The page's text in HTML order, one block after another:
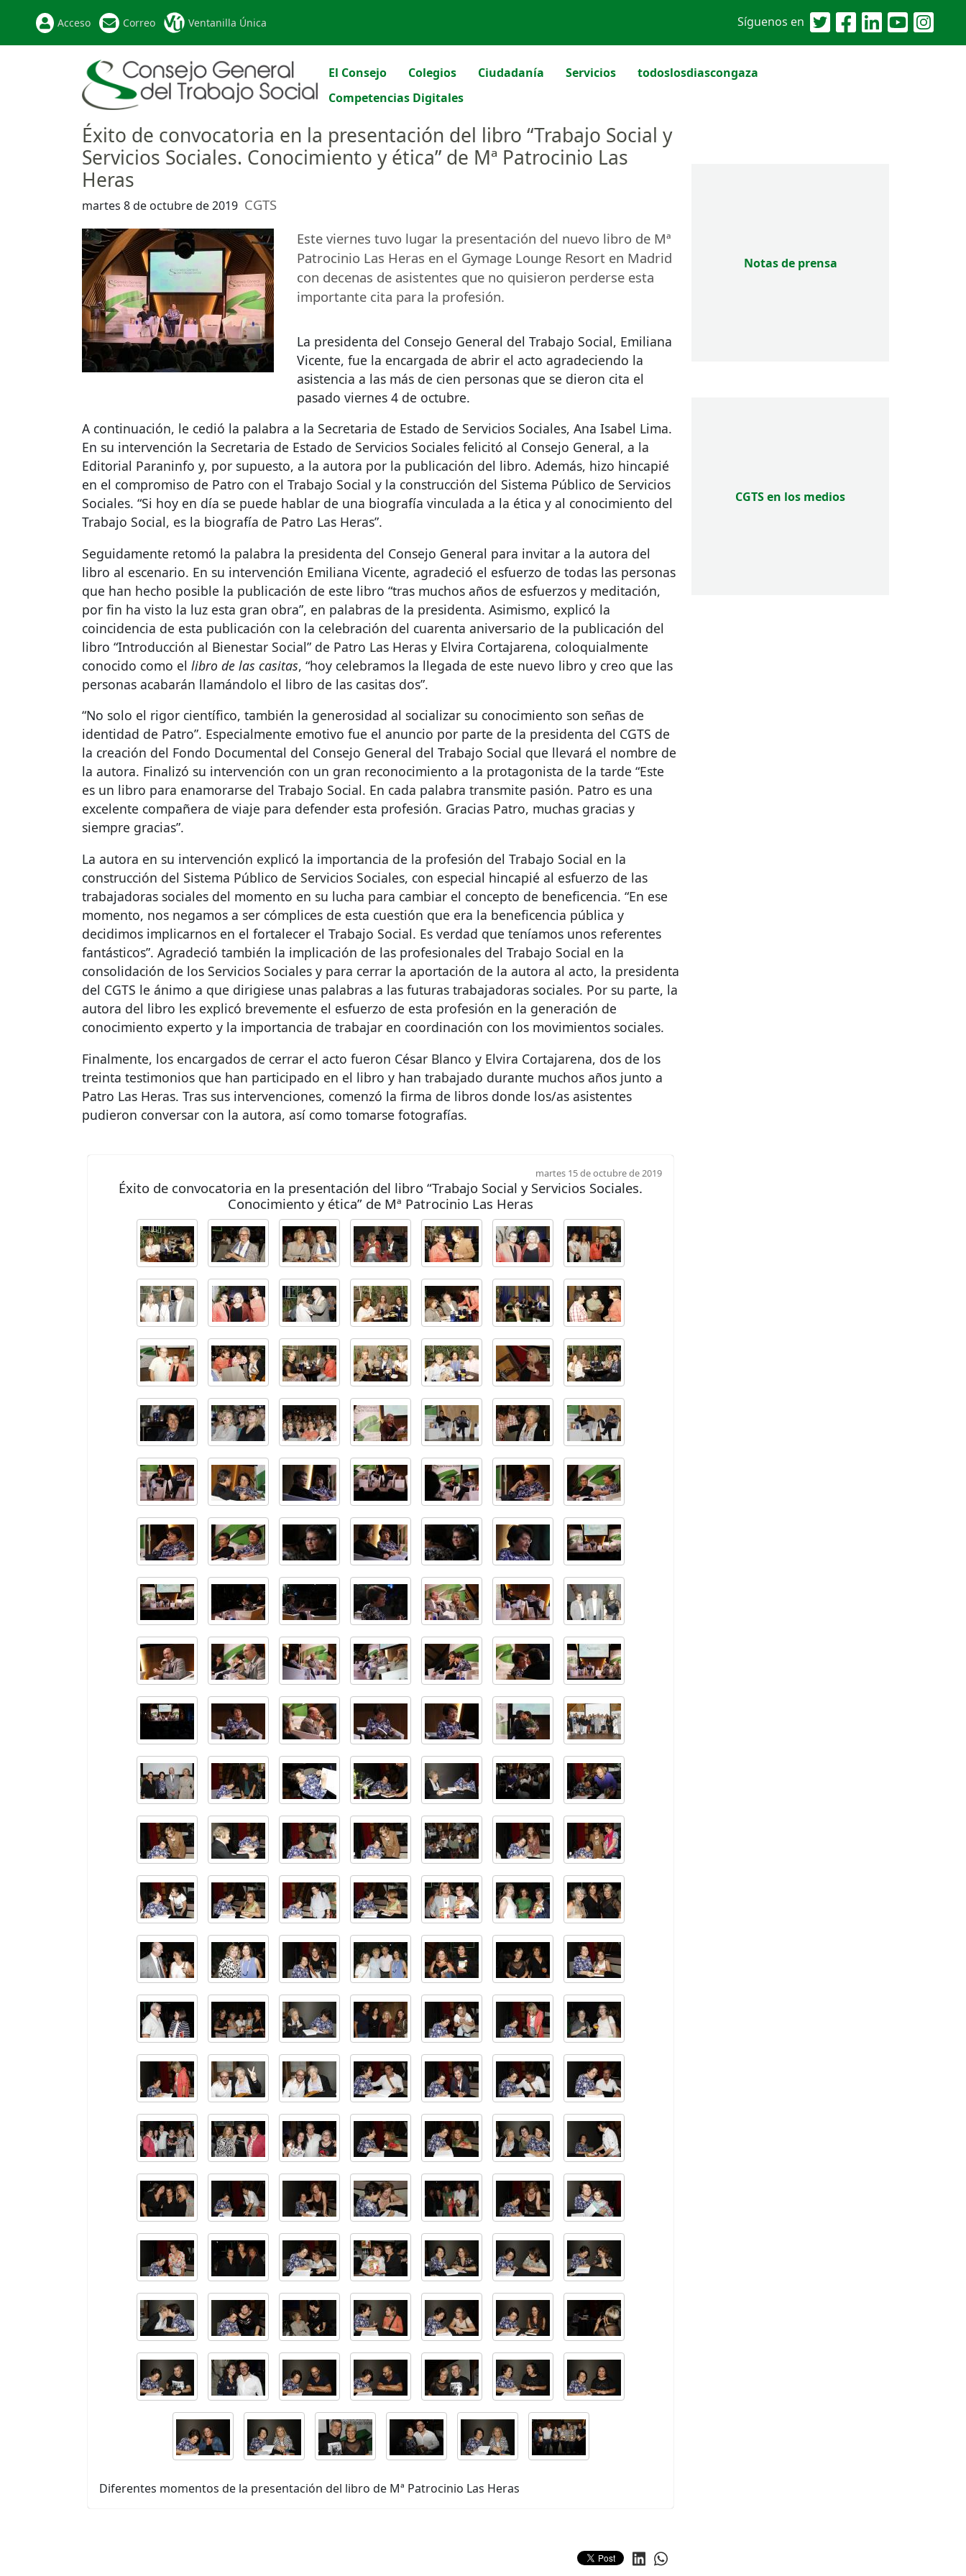
Acceso Correo Ventanilla Única Síguenos en
El Consejo Colegios Ciudadanía Servicios
todoslosdiascongaza
Competencias Digitales
Éxito de convocatoria en la presentación del libro “Trabajo Social y
Servicios Sociales. Conocimiento y ética” de Mª Patrocinio Las
Heras
martes 8 de octubre de 2019 CGTS
Este viernes tuvo lugar la presentación del nuevo libro de Mª
Patrocinio Las Heras en el Gymage Lounge Resort en Madrid
con decenas de asistentes que no quisieron perderse esta
importante cita para la profesión.
La presidenta del Consejo General del Trabajo Social, Emiliana
Vicente, fue la encargada de abrir el acto agradeciendo la
asistencia a las más de cien personas que se dieron cita el
pasado viernes 4 de octubre.
A continuación, le cedió la palabra a la Secretaria de Estado de Servicios Sociales, Ana Isabel Lima.
En su intervención la Secretaria de Estado de Servicios Sociales felicitó al Consejo General, a la
Editorial Paraninfo y, por supuesto, a la autora por la publicación del libro. Además, hizo hincapié
en el compromiso de Patro con el Trabajo Social y la construcción del Sistema Público de Servicios
Sociales. “Si hoy en día se puede hablar de una biografía vinculada a la ética y al conocimiento del
Trabajo Social, es la biografía de Patro Las Heras”.
Seguidamente retomó la palabra la presidenta del Consejo General para invitar a la autora del
libro al escenario. En su intervención Emiliana Vicente, agradeció el esfuerzo de todas las personas
que han hecho posible la publicación de este libro “tras muchos años de esfuerzos y meditación,
por fin ha visto la luz esta gran obra”, en palabras de la presidenta. Asimismo, explicó la
coincidencia de esta publicación con la celebración del cuarenta aniversario de la publicación del
libro “Introducción al Bienestar Social” de Patro Las Heras y Elvira Cortajarena, coloquialmente
conocido como el libro de las casitas, “hoy celebramos la llegada de este nuevo libro y creo que las
personas acabarán llamándolo el libro de las casitas dos”.
“No solo el rigor científico, también la generosidad al socializar su conocimiento son señas de
identidad de Patro”. Especialmente emotivo fue el anuncio por parte de la presidenta del CGTS de
la creación del Fondo Documental del Consejo General del Trabajo Social que llevará el nombre de
la autora. Finalizó su intervención con un gran reconocimiento a la protagonista de la tarde “Este
es un libro para enamorarse del Trabajo Social. En cada palabra transmite pasión. Patro es una
excelente compañera de viaje para defender esta profesión. Gracias Patro, muchas gracias y
siempre gracias”.
La autora en su intervención explicó la importancia de la profesión del Trabajo Social en la
construcción del Sistema Público de Servicios Sociales, con especial hincapié al esfuerzo de las
trabajadoras sociales del momento en su lucha para cambiar el concepto de beneficencia. “En ese
momento, nos negamos a ser cómplices de esta cuestión que era la beneficencia pública y
decidimos implicarnos en el fortalecer el Trabajo Social. Es verdad que teníamos unos referentes
fantásticos”. Agradeció también la implicación de las profesionales del Trabajo Social en la
consolidación de los Servicios Sociales y para cerrar la aportación de la autora al acto, la presidenta
del CGTS le ánimo a que dirigiese unas palabras a las futuras trabajadoras sociales. Por su parte, la
autora del libro les explicó brevemente el esfuerzo de esta profesión en la generación de
conocimiento experto y la importancia de trabajar en coordinación con los movimientos sociales.
Finalmente, los encargados de cerrar el acto fueron César Blanco y Elvira Cortajarena, dos de los
treinta testimonios que han participado en el libro y han trabajado durante muchos años junto a
Patro Las Heras. Tras sus intervenciones, comenzó la firma de libros donde los/as asistentes
pudieron conversar con la autora, así como tomarse fotografías.
martes 15 de octubre de 2019
Éxito de convocatoria en la presentación del libro “Trabajo Social y Servicios Sociales.
Conocimiento y ética” de Mª Patrocinio Las Heras
Diferentes momentos de la presentación del libro de Mª Patrocinio Las Heras
Notas de prensa
CGTS en los medios